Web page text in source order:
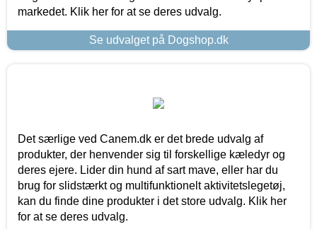
markedet. Klik her for at se deres udvalg.
Se udvalget på Dogshop.dk
Det særlige ved Canem.dk er det brede udvalg af
produkter, der henvender sig til forskellige kæledyr og
deres ejere. Lider din hund af sart mave, eller har du
brug for slidstærkt og multifunktionelt aktivitetslegetøj,
kan du finde dine produkter i det store udvalg. Klik her
for at se deres udvalg.